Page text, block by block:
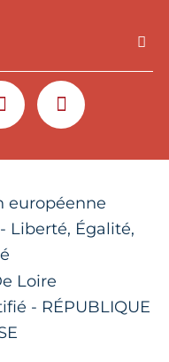
INSTAGRAMFACEBOOK